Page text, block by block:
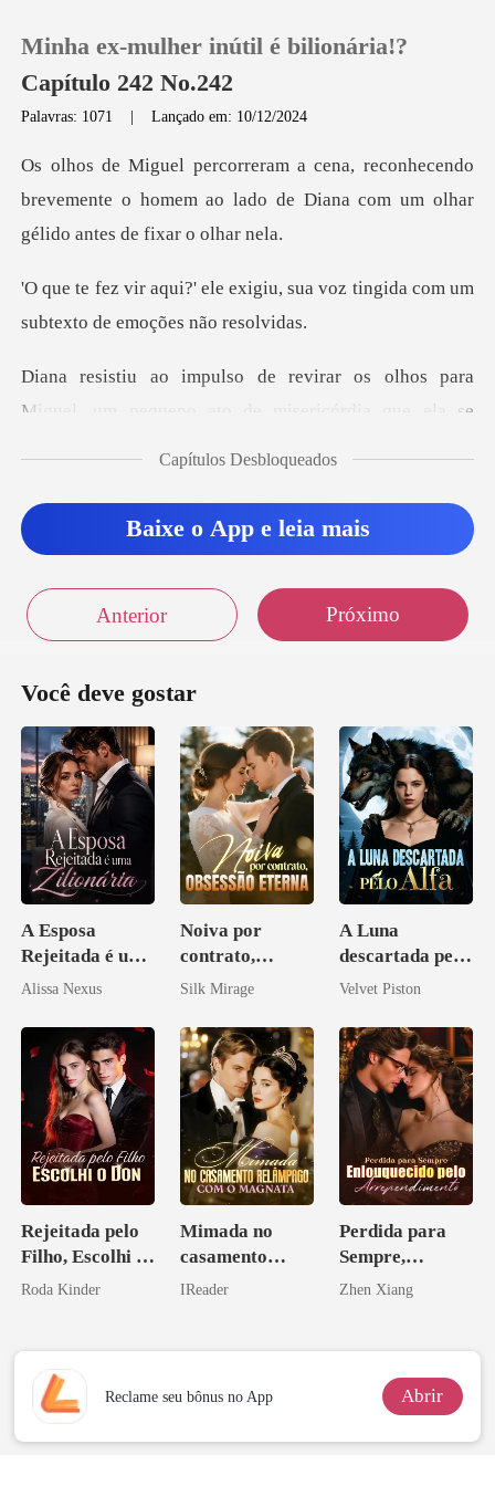
0
Loja
Histórico
Minha ex-mulher inútil é bilionária!?
Capítulo 242 No.242
Palavras: 1071 |Lançado em: 10/12/2024
ecendo
brevemente o homem ao lado de Diana co
igiu, sua voz tingida com um
su
Diana resistiu ao impulso de revirar os olhos para
Miguel, um pequeno ato de misericórdia que ela se
Capítulos Desbloqueados
Baixe o App e leia mais
Anterior Próximo
Você deve gostar
A Esposa
Rejeitada é uma
Zilionária
Alissa Nexus
Noiva por
contrato,
obsessão eterna
Silk Mirage
A Luna
descartada pelo
Alfa
Velvet Piston
Rejeitada pelo
Filho, Escolhi o
Don
Roda Kinder
Mimada no
casamento
relâmpago com
IReader
Perdida para
Sempre,
Enlouquecido
o
Zhen Xiang
Reclame seu bônus no App Abrir